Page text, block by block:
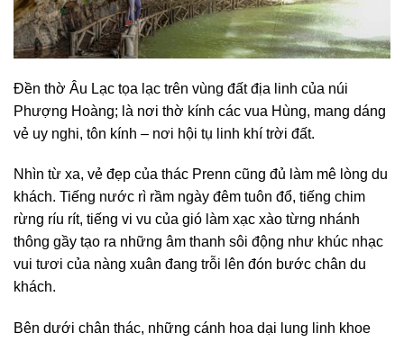
Đền thờ Âu Lạc tọa lạc trên vùng đất địa linh của núi
Phượng Hoàng; là nơi thờ kính các vua Hùng, mang dáng
vẻ uy nghi, tôn kính – nơi hội tụ linh khí trời đất.
Nhìn từ xa, vẻ đẹp của thác Prenn cũng đủ làm mê lòng du
khách. Tiếng nước rì rầm ngày đêm tuôn đổ, tiếng chim
rừng ríu rít, tiếng vi vu của gió làm xạc xào từng nhánh
thông gầy tạo ra những âm thanh sôi động như khúc nhạc
vui tươi của nàng xuân đang trỗi lên đón bước chân du
khách.
Bên dưới chân thác, những cánh hoa dại lung linh khoe